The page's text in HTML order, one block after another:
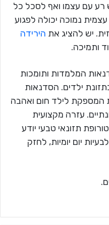
רע עם עצמו ואף לסכל כל
נמוכה יכולה לפגוע
יש להציג את הירידה
ותמיכה.
המלמדות ותומכות
ילדים. הסדנאות
המספקת לילד חום ואהבה
עזרה מקצועית
תזונאי טבעי יודע
יום יומיות, לחזק